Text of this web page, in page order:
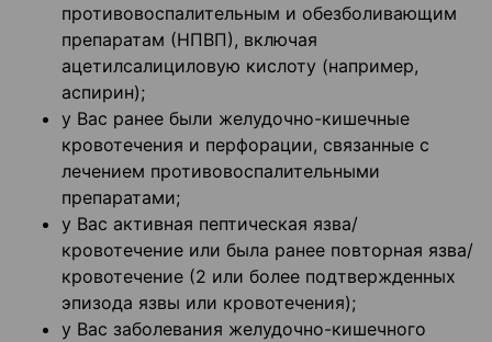
противовоспалительным и обезболивающим
препаратам (НПВП), включая
ацетилсалициловую кислоту (например,
аспирин);
у Вас ранее были желудочно-кишечные
кровотечения и перфорации, связанные с
лечением противовоспалительными
препаратами;
у Вас активная пептическая язва/
кровотечение или была ранее повторная язва/
кровотечение (2 или более подтвержденных
эпизода язвы или кровотечения);
у Вас заболевания желудочно-кишечного